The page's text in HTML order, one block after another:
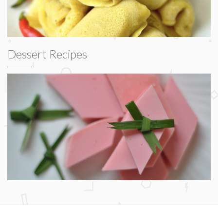
Dessert Recipes